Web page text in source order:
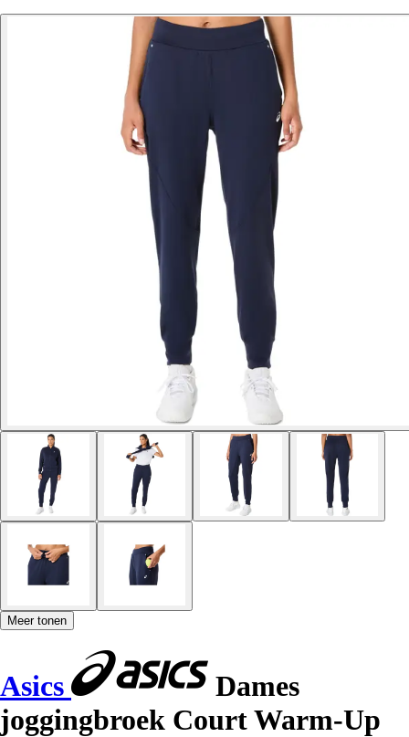
Meer tonen
Asics
Dames
joggingbroek Court Warm-Up